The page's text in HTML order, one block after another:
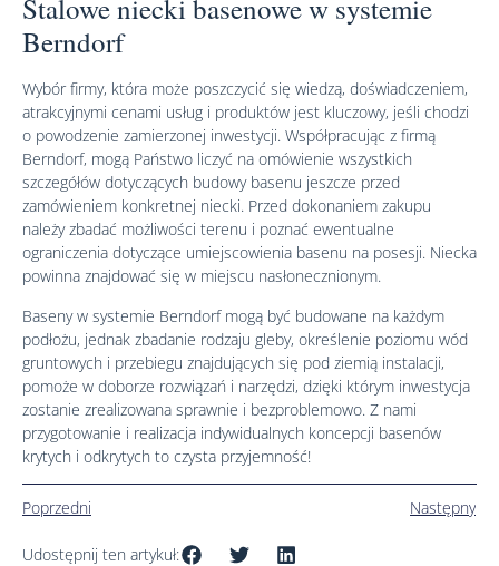
Stalowe niecki basenowe w systemie
Berndorf
Wybór firmy, która może poszczycić się wiedzą, doświadczeniem,
atrakcyjnymi cenami usług i produktów jest kluczowy, jeśli chodzi
o powodzenie zamierzonej inwestycji. Współpracując z firmą
Berndorf, mogą Państwo liczyć na omówienie wszystkich
szczegółów dotyczących budowy basenu jeszcze przed
zamówieniem konkretnej niecki. Przed dokonaniem zakupu
należy zbadać możliwości terenu i poznać ewentualne
ograniczenia dotyczące umiejscowienia basenu na posesji. Niecka
powinna znajdować się w miejscu nasłonecznionym.
Baseny w systemie Berndorf mogą być budowane na każdym
podłożu, jednak zbadanie rodzaju gleby, określenie poziomu wód
gruntowych i przebiegu znajdujących się pod ziemią instalacji,
pomoże w doborze rozwiązań i narzędzi, dzięki którym inwestycja
zostanie zrealizowana sprawnie i bezproblemowo. Z nami
przygotowanie i realizacja indywidualnych koncepcji basenów
krytych i odkrytych to czysta przyjemność!
Poprzedni Następny
Udostępnij ten artykuł: